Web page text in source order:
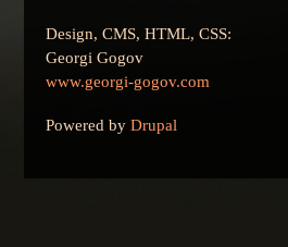
Design, CMS, HTML, CSS:
Georgi Gogov
www.georgi-gogov.com
Powered by Drupal